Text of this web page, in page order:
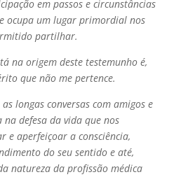
em passos e circunstâncias
ocupa um lugar primordial nos
partilhar.
na origem deste testemunho é,
que não me pertence.
longas conversas com amigos e
defesa da vida que nos
e aperfeiçoar a consciência,
do seu sentido e até,
natureza da profissão médica